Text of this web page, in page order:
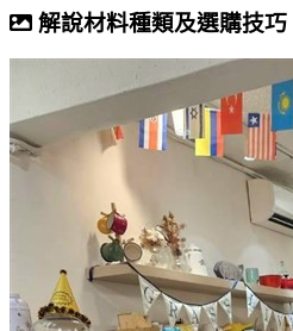
解說材料種類及選購技巧